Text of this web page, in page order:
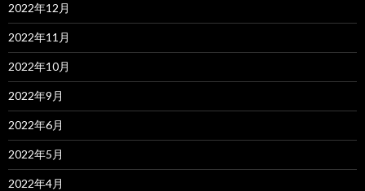
2022年12月
2022年11月
2022年10月
2022年9月
2022年6月
2022年5月
2022年4月